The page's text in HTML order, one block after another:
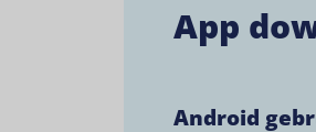
App
Android